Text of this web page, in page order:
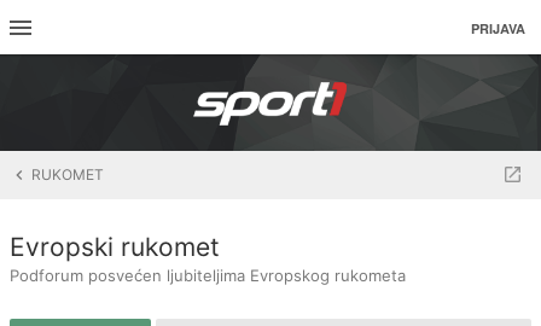
PRIJAVA
RUKOMET
Evropski rukomet
Podforum posvećen ljubiteljima Evropskog rukometa